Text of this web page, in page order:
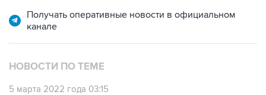
Получать оперативные новости в официальном
канале
НОВОСТИ ПО ТЕМЕ
5 марта 2022 года 03:15